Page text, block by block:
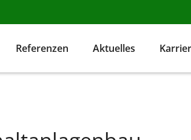
Referenzen Aktuelles